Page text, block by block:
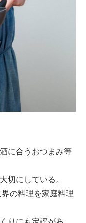
に合うおつまみ等
切にしている。
の料理を家庭料理